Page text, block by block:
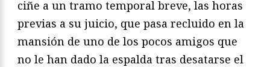
ciñe a un tramo temporal breve, las horas
previas a su juicio, que pasa recluido en la
mansión de uno de los pocos amigos que
no le han dado la espalda tras desatarse el